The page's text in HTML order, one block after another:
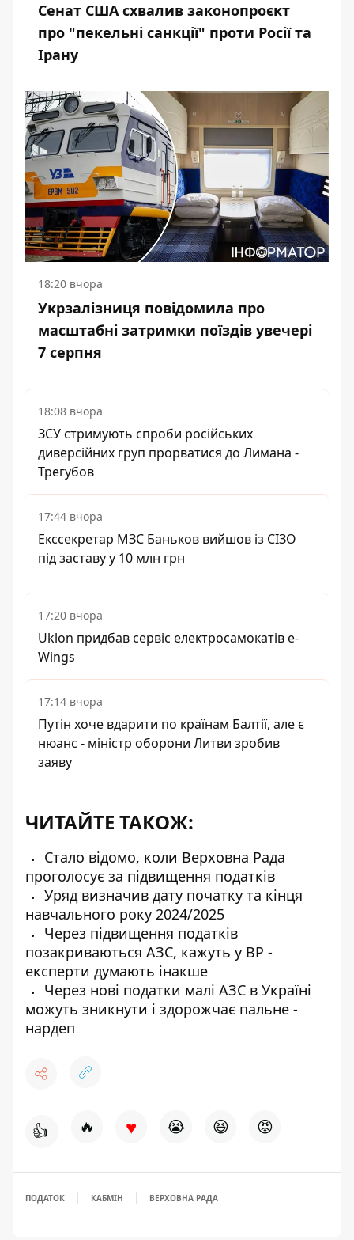
Сенат США схвалив законопроєкт
про "пекельні санкції" проти Росії та
Ірану
18:20 вчора
Укрзалізниця повідомила про
масштабні затримки поїздів увечері
7 серпня
18:08 вчора
ЗСУ стримують спроби російських
диверсійних груп прорватися до Лимана -
Трегубов
17:44 вчора
Екссекретар МЗС Баньков вийшов із СІЗО
під заставу у 10 млн грн
17:20 вчора
Uklon придбав сервіс електросамокатів e-
Wings
17:14 вчора
Путін хоче вдарити по країнам Балтії, але є
нюанс - міністр оборони Литви зробив
заяву
ЧИТАЙТЕ ТАКОЖ:
Стало відомо, коли Верховна Рада
проголосує за підвищення податків
Уряд визначив дату початку та кінця
навчального року 2024/2025
Через підвищення податків
позакриваються АЗС, кажуть у ВР -
експерти думають інакше
Через нові податки малі АЗС в Україні
можуть зникнути і здорожчає пальне -
нардеп
👍 🔥 ♥ 😭 😆 😡
ПОДАТОК КАБМІН ВЕРХОВНА РАДА